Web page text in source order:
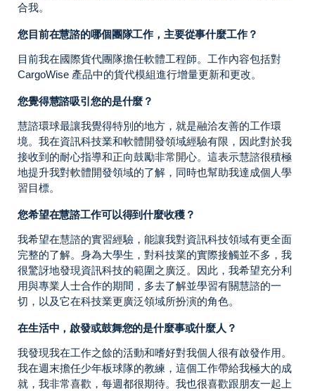
合我。
您目前在慧諮的哪個團隊工作，主要從事什麼工作？
目前我在國際貨代團隊擔任軟體工程師。工作內容包括對
CargoWise 產品中的貨代模組進行增量更新和更改。
您覺得慧諮吸引您的是什麼？
慧諮環球最讓我覺得特別的地方，就是融洽友善的工作環
境。我在資訊科技業和軟體開發領域經驗有限，因此對於我
接收到的耐心指導和正向鼓勵非常開心。這表示慧諮很積極
地提升我對軟體開發領域的了解，同時也幫助我達成個人學
習目標。
您希望在慧諮工作可以得到什麼收穫？
我希望在慧諮的實習經驗，能讓我對資訊科技領域有更全面
完整的了解。身為大學生，對科技業的實際接觸並不多，我
很驚訝地發現資訊科技的範圍之廣泛。因此，我希望充分利
用與專業人士合作的期間，多去了解並學習有關慧諮的一
切，以及它在科技業更廣泛領域所扮演的角色。
在生活中，啟發或鼓舞您的是什麼事或什麼人？
我發現我在工作之餘的活動和嗜好對我個人很有啟發作用。
我在週末擔任少年板球隊的教練，這個工作帶給我極大的成
就，我非常喜歡，每週都很期待。我也很喜歡跟朋友一起上